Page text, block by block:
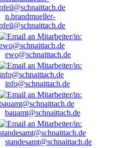
n.brandmueller-
ewo@schnaittach.de
info@schnaittach.de
bauamt@schnaittach.de
standesamt@schnaittach.de